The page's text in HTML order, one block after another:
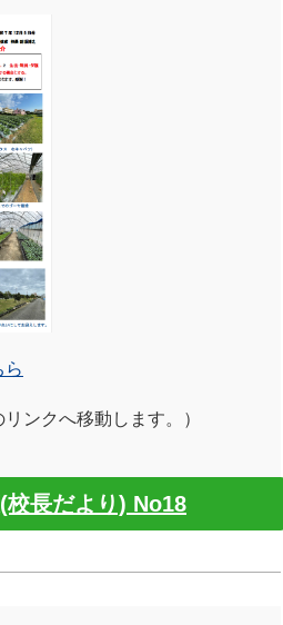
ら
ンクへ移動します。）
校長だより) No18